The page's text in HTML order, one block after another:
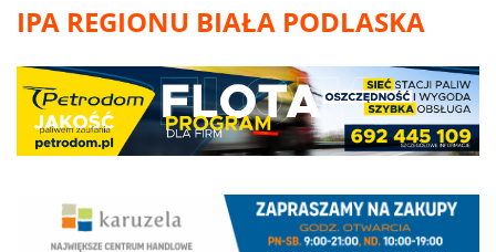
IPA REGIONU BIAŁA PODLASKA